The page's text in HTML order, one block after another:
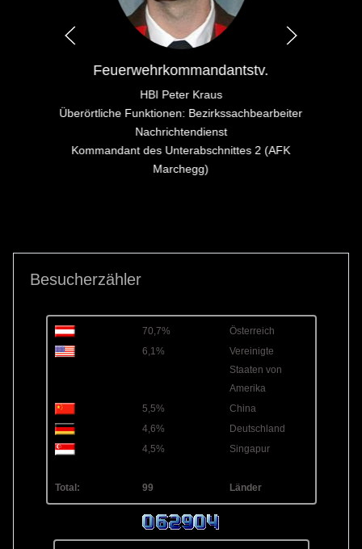
Feuerwehrkommandantstv.
HBI Peter Kraus
Überörtliche Funktionen: Bezirkssachbearbeiter
Nachrichtendienst
Kommandant des Unterabschnittes 2 (AFK
Marchegg)
Besucherzähler
70,7%
Österreich
6,1%
Vereinigte
Staaten von
Amerika
5,5%
China
4,6%
Deutschland
4,5%
Singapur
Total: 99 Länder